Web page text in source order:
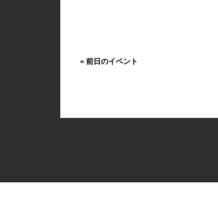
« 前日のイベント